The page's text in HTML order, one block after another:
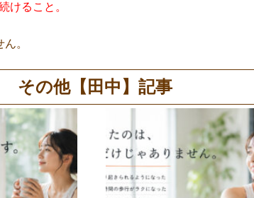
けること。
。
その他【田中】記事